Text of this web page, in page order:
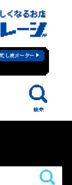
し度メーター